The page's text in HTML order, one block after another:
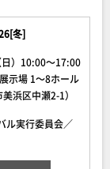
冬]
）10:00～17:00
示場 1～8ホール
浜区中瀬2-1）
ル実行委員会／